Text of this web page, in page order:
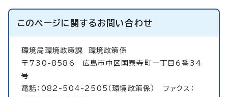
このページに関するお問い合わせ
環境局環境政策課 環境政策係
〒730-8586 広島市中区国泰寺町一丁目6番34
号
電話：082-504-2505（環境政策係） ファクス：